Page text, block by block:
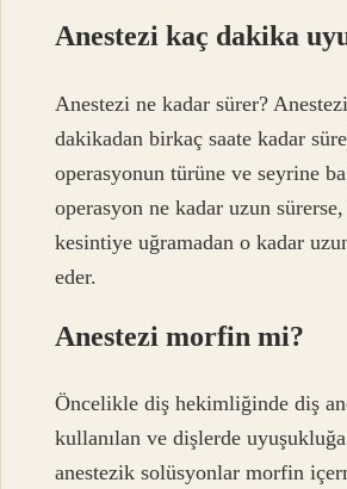
Anestezi kaç dakika
Anestezi ne kadar sürer?
dakikadan birkaç saate kadar
operasyonun türüne ve seyrine
operasyon ne kadar uzun
kesintiye uğramadan o kadar
eder.
Anestezi morfin mi?
Öncelikle diş hekimliğinde diş
kullanılan ve dişlerde
anestezik solüsyonlar morfin